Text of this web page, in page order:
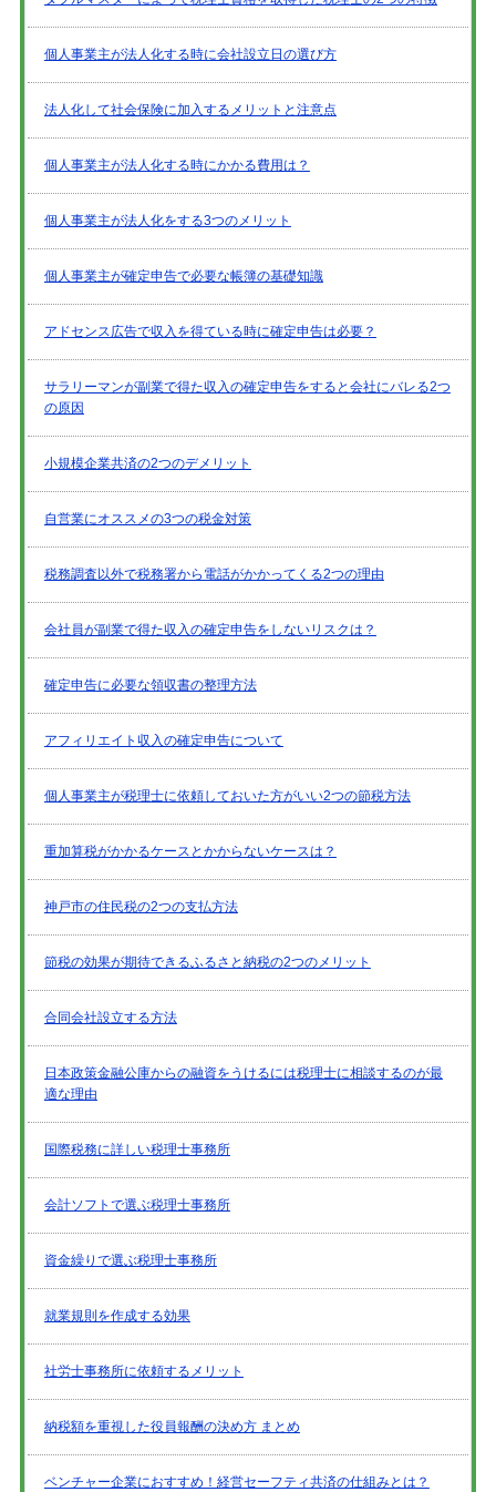
個人事業主が法人化する時に会社設立日の選び方
法人化して社会保険に加入するメリットと注意点
個人事業主が法人化する時にかかる費用は？
個人事業主が法人化をする3つのメリット
個人事業主が確定申告で必要な帳簿の基礎知識
アドセンス広告で収入を得ている時に確定申告は必要？
サラリーマンが副業で得た収入の確定申告をすると会社にバレる2つ
の原因
小規模企業共済の2つのデメリット
自営業にオススメの3つの税金対策
税務調査以外で税務署から電話がかかってくる2つの理由
会社員が副業で得た収入の確定申告をしないリスクは？
確定申告に必要な領収書の整理方法
アフィリエイト収入の確定申告について
個人事業主が税理士に依頼しておいた方がいい2つの節税方法
重加算税がかかるケースとかからないケースは？
神戸市の住民税の2つの支払方法
節税の効果が期待できるふるさと納税の2つのメリット
合同会社設立する方法
日本政策金融公庫からの融資をうけるには税理士に相談するのが最
適な理由
国際税務に詳しい税理士事務所
会計ソフトで選ぶ税理士事務所
資金繰りで選ぶ税理士事務所
就業規則を作成する効果
社労士事務所に依頼するメリット
納税額を重視した役員報酬の決め方 まとめ
ベンチャー企業におすすめ！経営セーフティ共済の仕組みとは？